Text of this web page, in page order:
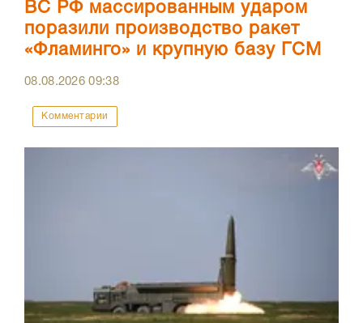
ВС РФ массированным ударом
поразили производство ракет
«Фламинго» и крупную базу ГСМ
08.08.202609:38
Комментарии